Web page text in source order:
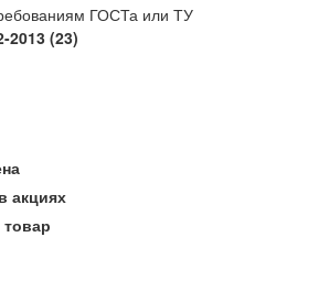
ГОСТа или ТУ
2013 (23)
акциях